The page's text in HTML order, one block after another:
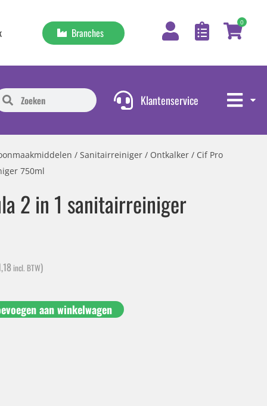
Branches
0
Klantenservice
/ Sanitairreiniger / Ontkalker / Cif Pro
750ml
2 in 1 sanitairreiniger
incl. BTW)
aan winkelwagen